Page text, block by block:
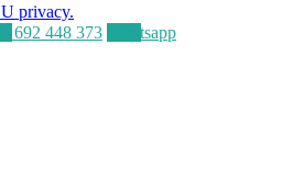
privacy.
692 448 373
Whatsapp